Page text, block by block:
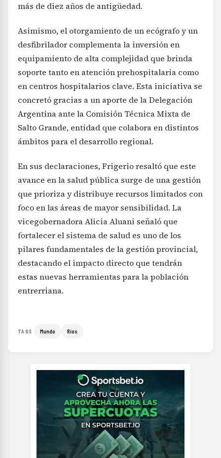
más de diez años de antigüedad.
Asimismo, el otorgamiento de un ecógrafo y un
desfibrilador complementa la inversión en
equipamiento de alta complejidad que brinda
soporte tanto en atención prehospitalaria como
en centros hospitalarios clave. Esta iniciativa se
concretó gracias a un aporte de la Delegación
Argentina ante la Comisión Técnica Mixta de
Salto Grande, entidad que colabora en distintos
ámbitos para el desarrollo regional.
En sus declaraciones, Frigerio resaltó que este
avance en la salud pública surge de una gestión
que prioriza y distribuye recursos limitados con
foco en las áreas de mayor sensibilidad. La
vicegobernadora Alicia Aluani señaló que
fortalecer el sistema de salud es uno de los
pilares fundamentales de la gestión provincial,
destacando el impacto directo que tendrán
estas nuevas herramientas para la población
entrerriana.
TAGS Mundo Ríos